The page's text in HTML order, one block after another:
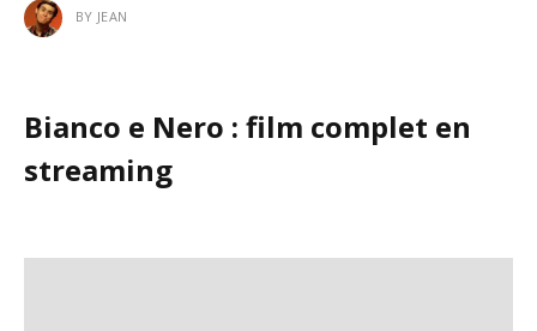
BY JEAN
Bianco e Nero : film complet en
streaming